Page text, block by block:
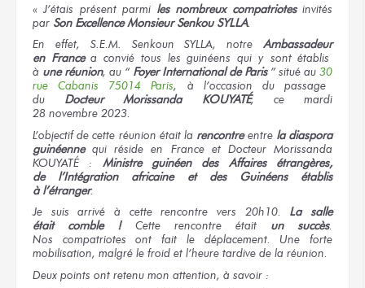
«J’étais présent parmi les nombreuxcompatriotesinvités
par Son ExcellenceMonsieur Senkou SYLLA.
En effet, S.E.M. Senkoun SYLLA,notreAmbassadeur
en France a convié tous les guinéens qui y sontétablis
à une réunion, au “ FoyerInternationalde Paris” situé au 30
rue Cabanis 75014 Paris, à l’occasion
du passage
du DocteurMorissanda KOUYATÉ, ce mardi
28 novembre 2023.
L’objectifde cette réunion étaitla rencontreentre la diaspora
guinéennequi résideen France et DocteurMorissanda
KOUYATÉ :
Ministre guinéen des Affairesétrangères,
de l’Intégrationafricaine et des Guinéensétablis
à l’étranger.
Je suis arrivéà cette rencontre vers 20h10.
La salle
était comble !
Cette rencontre était un succès.
Nos compatriotes
ont fait le déplacement.
Une forte
mobilisation, malgré le froid et l’heure tardive de la réunion.
Deux points ont retenu mon attention, à savoir :